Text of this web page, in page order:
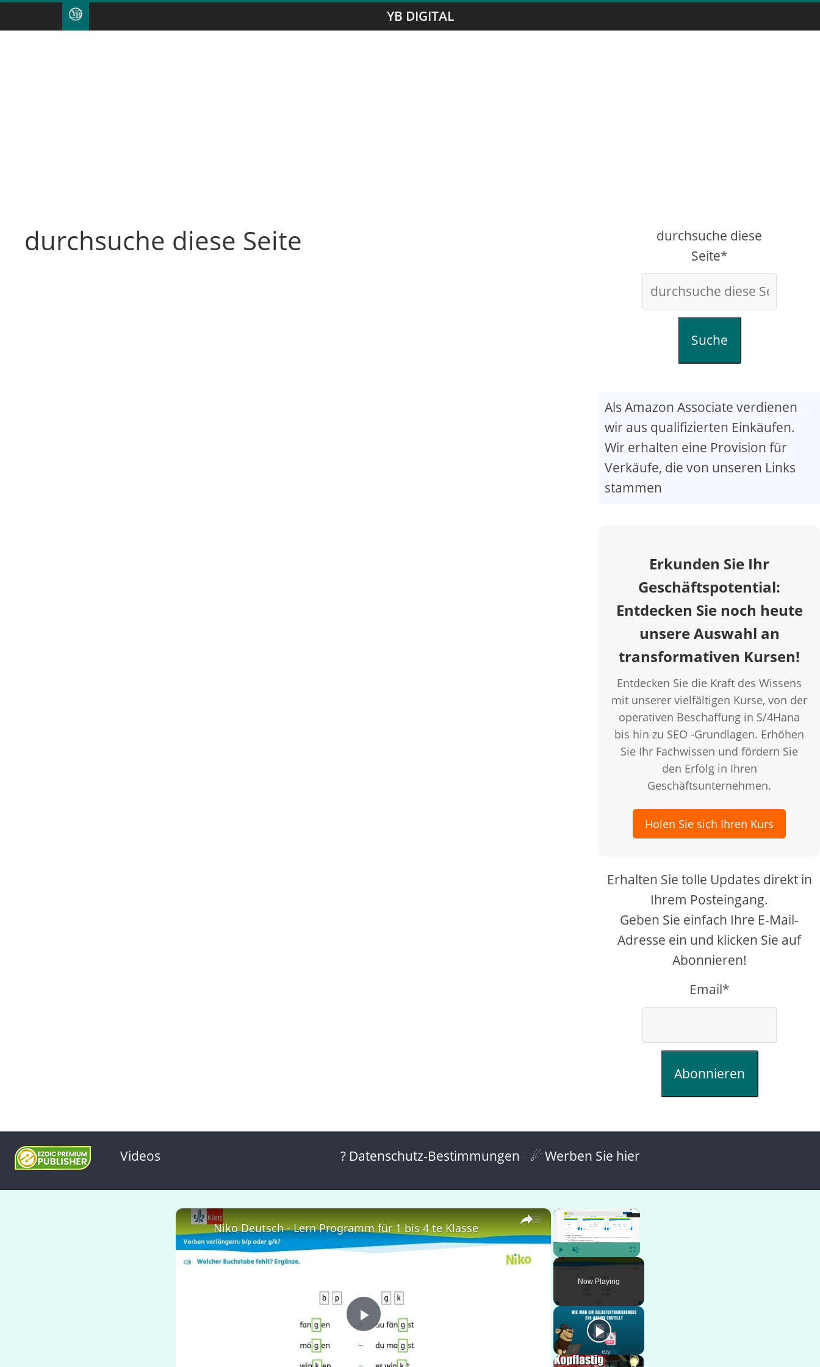
YB DIGITAL
durchsuche diese Seite
durchsuche diese
Seite*
Suche
Als Amazon Associate verdienen
wir aus qualifizierten Einkäufen.
Wir erhalten eine Provision für
Verkäufe, die von unseren Links
stammen
Erkunden Sie Ihr
Geschäftspotential:
Entdecken Sie noch heute
unsere Auswahl an
transformativen Kursen!
Entdecken Sie die Kraft des Wissens
mit unserer vielfältigen Kurse, von der
operativen Beschaffung in S/4Hana
bis hin zu SEO -Grundlagen. Erhöhen
Sie Ihr Fachwissen und fördern Sie
den Erfolg in Ihren
Geschäftsunternehmen.
Holen Sie sich Ihren Kurs
Erhalten Sie tolle Updates direkt in
Ihrem Posteingang.
Geben Sie einfach Ihre E-Mail-
Adresse ein und klicken Sie auf
Abonnieren!
Email*
Abonnieren
Videos ? Datenschutz-Bestimmungen ☄ Werben Sie hier
×
Play Unmute Fullscreen
Now Playing
×
P
Niko Deutsch - Lern Programm für 1 bis 4 te Klasse